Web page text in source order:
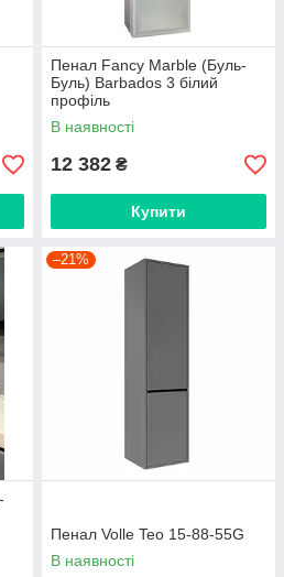
Пенал Fancy Marble (Буль-
Буль) Barbados 3 білий
профіль
В наявності
12 382 ₴
Купити
–21%
Пенал Volle Teo 15-88-55G
В наявності